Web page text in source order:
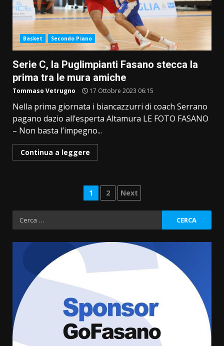
Basket Secondo Piano
Serie C, la Puglimpianti Fasano stecca la
prima tra le mura amiche
Tommaso Vetrugno 17 Ottobre 2023 06:15
Nella prima giornata i biancazzurri di coach Serrano
pagano dazio all’esperta Altamura LE FOTO FASANO
– Non basta l’impegno...
Continua a leggere
Paginazione
degli
articoli
1 2 Next
Ricerca
per:
Grazia Neglia, coordinatrice
cittadina di Fratelli d’Italia,
pronta a tornare in Consiglio